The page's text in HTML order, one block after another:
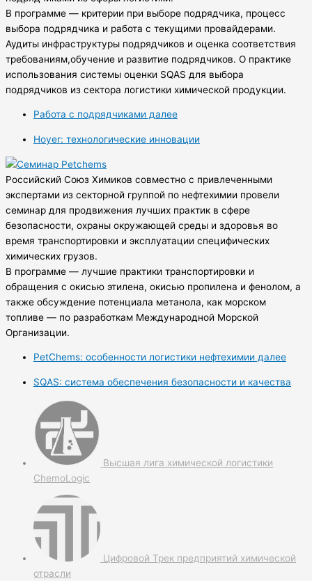
В программе — критерии при выборе подрядчика, процесс
выбора подрядчика и работа с текущими провайдерами.
Аудиты инфраструктуры подрядчиков и оценка соответствия
требованиям,обучение и развитие подрядчиков. О практике
использования системы оценки SQAS для выбора
подрядчиков из сектора логистики химической продукции.
Работа с подрядчиками далее
Hoyer: технологические инновации
Российский Союз Химиков совместно с привлеченными
экспертами из секторной группой по нефтехимии провели
семинар для продвижения лучших практик в сфере
безопасности, охраны окружающей среды и здоровья во
время транспортировки и эксплуатации специфических
химических грузов.
В программе — лучшие практики транспортировки и
обращения с окисью этилена, окисью пропилена и фенолом, а
также обсуждение потенциала метанола, как морском
топливе — по разработкам Международной Морской
Организации.
PetChems: особенности логистики нефтехимии далее
SQAS: система обеспечения безопасности и качества
Высшая лига химической логистики
ChemoLogic
Цифровой Трек предприятий химической
отрасли